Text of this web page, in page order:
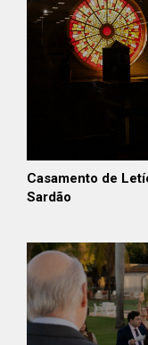
Casamento de
Sardão